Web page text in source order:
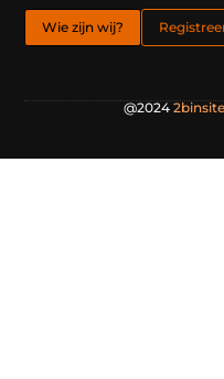
Wie zijn wij?
@2024